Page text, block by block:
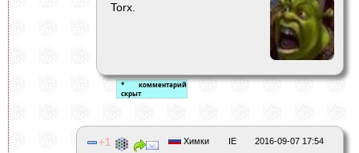
Torx.
2016-09-07 17:54
IE
Химки
1